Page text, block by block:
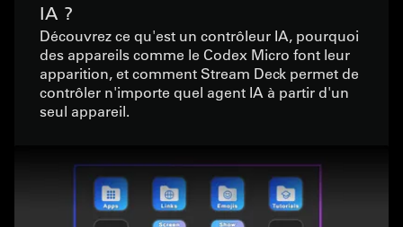
IA ?
Découvrez ce qu'est un contrôleur IA, pourquoi
des appareils comme le Codex Micro font leur
apparition, et comment Stream Deck permet de
contrôler n'importe quel agent IA à partir d'un
seul appareil.